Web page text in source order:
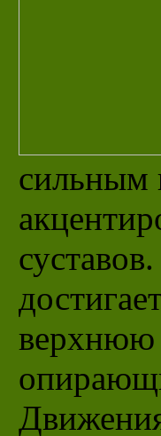
сильным
верхнюю